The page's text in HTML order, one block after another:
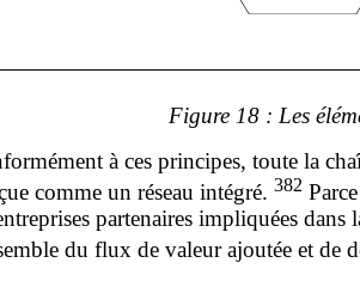
Figure 18 : Les
à ces principes, toute la
comme un réseau intégré. 382
partenaires impliquées
du flux de valeur ajoutée et de